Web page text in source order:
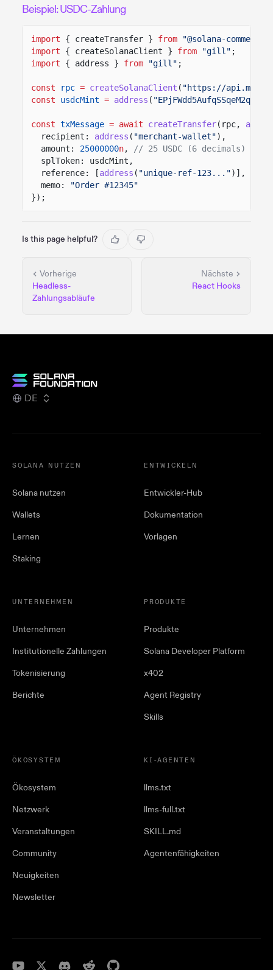
Beispiel: USDC-Zahlung
import { createTransfer } from
"@solana-
import
{ createSolanaClient } from "gill" ;
import
{ address } from "gill" ;
const rpc = createSolanaClient ( "https://
const
usdcMint = address (
const txMessage = await createTransfer(rpc,
recipient:
address ( "merchant-wallet"),
amount:
25000000n,
// 25 USDC (6 decimals)
splToken: usdcMint,
reference: [address ( "unique-ref-123...")],
memo:
"Order #12345"
});
Is this page helpful?
Vorherige
Headless-
Zahlungsabläufe
Nächste
React Hooks
DE
SOLANA NUTZEN
Solana nutzen
Wallets
Lernen
Staking
ENTWICKELN
Entwickler-Hub
Dokumentation
Vorlagen
UNTERNEHMEN
Unternehmen
Institutionelle Zahlungen
Tokenisierung
Berichte
PRODUKTE
Produkte
Solana Developer Platform
x402
Agent Registry
Skills
ÖKOSYSTEM
Ökosystem
Netzwerk
Veranstaltungen
Community
Neuigkeiten
Newsletter
KI-AGENTEN
llms.txt
llms-full.txt
SKILL.md
Agentenfähigkeiten